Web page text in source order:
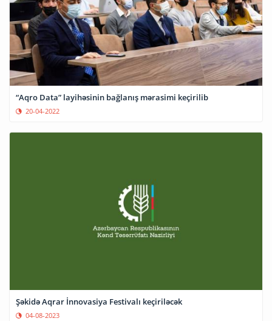
“Aqro Data” layihəsinin bağlanış mərasimi keçirilib
20-04-2022
Şəkidə Aqrar İnnovasiya Festivalı keçiriləcək
04-08-2023